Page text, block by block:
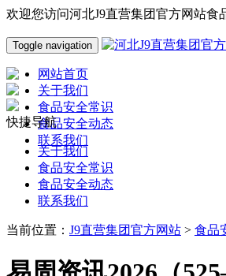
欢迎您访问河北J9直营集团官方网站食
Toggle navigation
网站首页
关于我们
食品安全常识
食品安全动态
联系我们
快捷导航
关于我们
食品安全常识
食品安全动态
联系我们
当前位置： J9直营集团官方网站 > 食品